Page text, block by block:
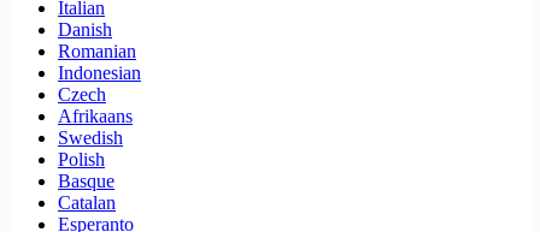
Italian
Danish
Romanian
Indonesian
Czech
Afrikaans
Swedish
Polish
Basque
Catalan
Esperanto